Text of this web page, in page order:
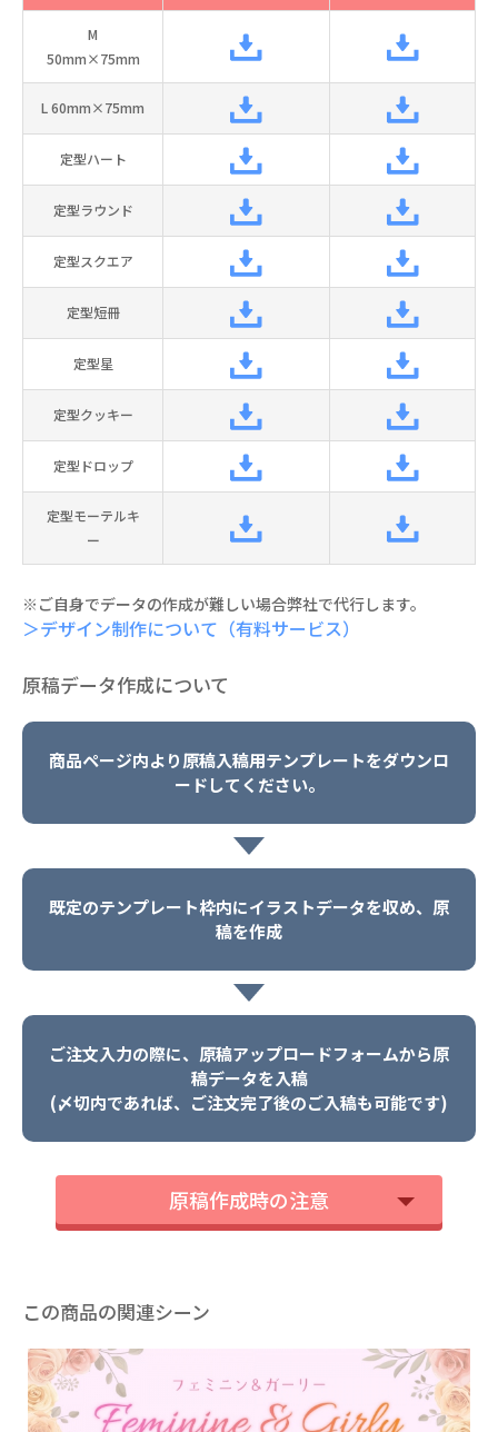
M
50mm×75mm
L 60mm×75mm
定型ハート
定型ラウンド
定型スクエア
定型短冊
定型星
定型クッキー
定型ドロップ
定型モーテルキ
ー
※ご自身でデータの作成が難しい場合弊社で代行します。
＞デザイン制作について（有料サービス）
原稿データ作成について
商品ページ内より原稿入稿用テンプレートをダウンロ
ードしてください。
既定のテンプレート枠内にイラストデータを収め、原
稿を作成
ご注文入力の際に、原稿アップロードフォームから原
稿データを入稿
(〆切内であれば、ご注文完了後のご入稿も可能です)
原稿作成時の注意
この商品の関連シーン